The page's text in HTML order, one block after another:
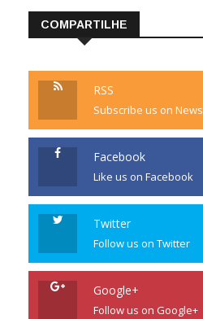
COMPARTILHE
RSS
Subscribe us on News
Facebook
Like us on Facebook
Twitter
Follow us on Twitter
Google+
Follow us on Google+